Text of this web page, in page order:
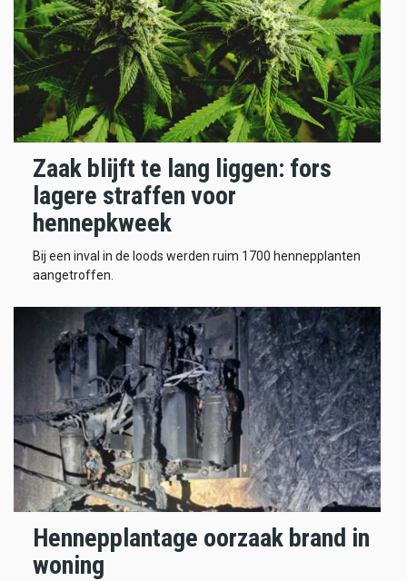
Zaak blijft te lang liggen: fors
lagere straffen voor
hennepkweek
Bij een inval in de loods werden ruim 1700 hennepplanten
aangetroffen.
Hennepplantage oorzaak brand in
woning